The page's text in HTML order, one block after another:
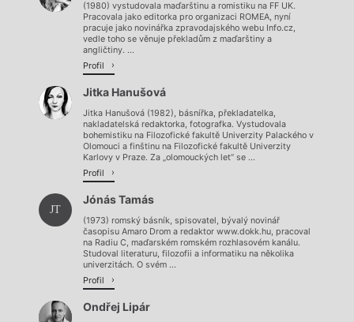
(1980) vystudovala maďarštinu a romistiku na FF UK.
Pracovala jako editorka pro organizaci ROMEA, nyní
pracuje jako novinářka zpravodajského webu Info.cz,
vedle toho se věnuje překladům z maďarštiny a
angličtiny. ...
Profil
Jitka Hanušová
Jitka Hanušová (1982), básnířka, překladatelka,
nakladatelská redaktorka, fotografka. Vystudovala
bohemistiku na Filozofické fakultě Univerzity Palackého v
Olomouci a finštinu na Filozofické fakultě Univerzity
Karlovy v Praze. Za „olomouckých let“ se ...
Profil
JT
Jónás Tamás
(1973) romský básník, spisovatel, bývalý novinář
časopisu Amaro Drom a redaktor www.dokk.hu, pracoval
na Radiu C, maďarském romském rozhlasovém kanálu.
Studoval literaturu, filozofii a informatiku na několika
univerzitách. O svém ...
Profil
Ondřej Lipár